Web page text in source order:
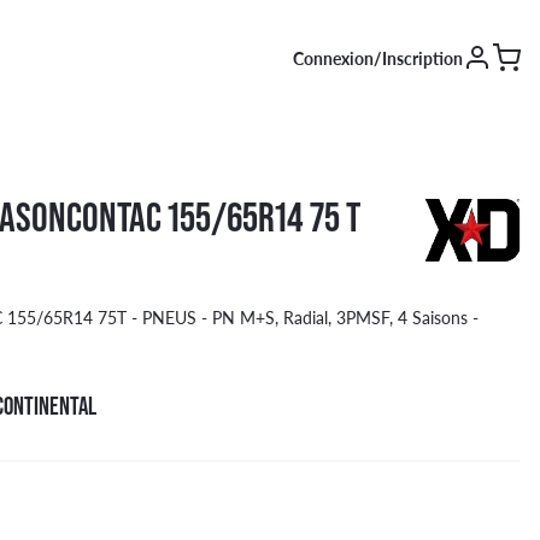
SAISON [EN COURS]
Connexion/Inscription
155/65R14 75 T
65R14 75T - PNEUS - PN M+S, Radial, 3PMSF, 4 Saisons -